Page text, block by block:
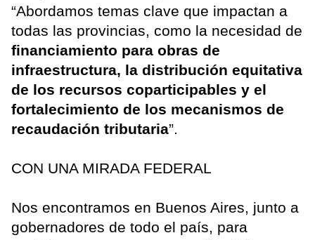
“Abordamos temas clave que impactan a
todas las provincias, como la necesidad de
financiamiento para obras de
infraestructura, la distribución equitativa
de los recursos coparticipables y el
fortalecimiento de los mecanismos de
recaudación tributaria”.
CON UNA MIRADA FEDERAL
Nos encontramos en Buenos Aires, junto a
gobernadores de todo el país, para